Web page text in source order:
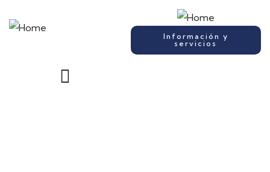
Información y
servicios